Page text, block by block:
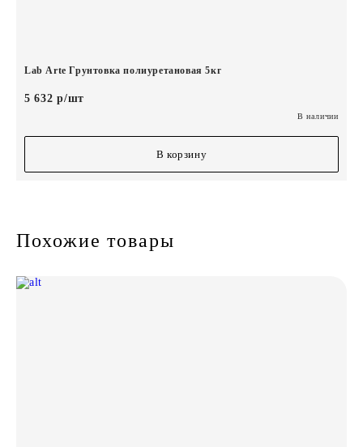
Lab Arte Грунтовка полиуретановая 5кг
5 632 р/шт
В наличии
В корзину
Похожие товары